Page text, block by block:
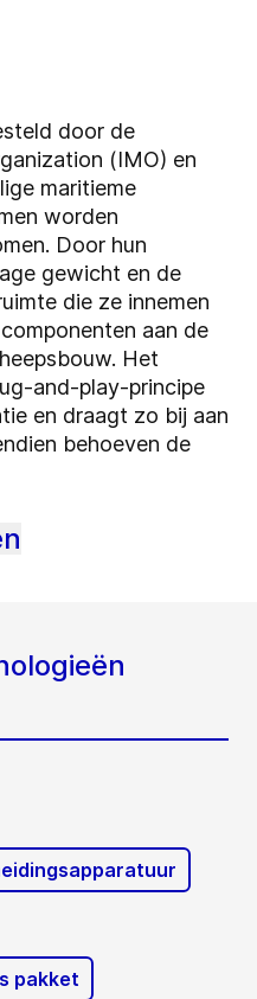
door de
(IMO) en
maritieme
worden
Door hun
gewicht en de
die ze innemen
aan de
Het
and-play-principe
en draagt zo bij aan
behoeven de
pakket